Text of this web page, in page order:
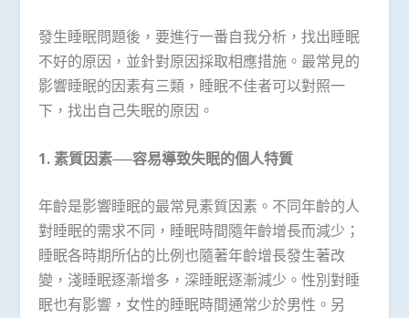
發生睡眠問題後，要進行一番自我分析，找出睡眠
不好的原因，並針對原因採取相應措施。最常見的
影響睡眠的因素有三類，睡眠不佳者可以對照一
下，找出自己失眠的原因。
1. 素質因素──容易導致失眠的個人特質
年齡是影響睡眠的最常見素質因素。不同年齡的人
對睡眠的需求不同，睡眠時間隨年齡增長而減少；
睡眠各時期所佔的比例也隨著年齡增長發生著改
變，淺睡眠逐漸增多，深睡眠逐漸減少。性別對睡
眠也有影響，女性的睡眠時間通常少於男性。另